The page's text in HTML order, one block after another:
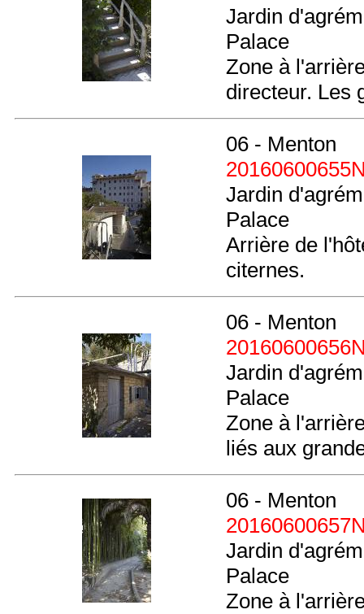
Jardin
Palace
Zone à
directeur. Les
06 - Menton
Jardin
Palace
Arrière de
citernes.
06 - Menton
Jardin
Palace
Zone à
liés aux
06 - Menton
Jardin
Palace
Zone à